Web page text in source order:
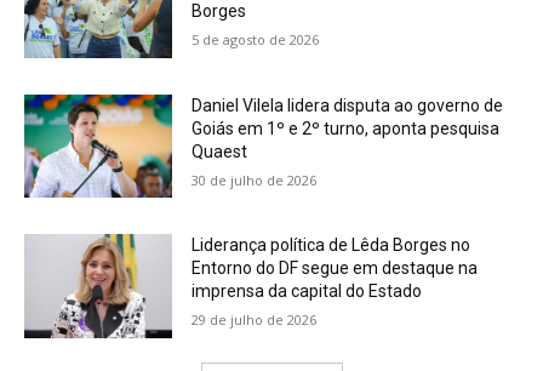
Borges
5 de agosto de 2026
Daniel Vilela lidera disputa ao governo de
Goiás em 1º e 2º turno, aponta pesquisa
Quaest
30 de julho de 2026
Liderança política de Lêda Borges no
Entorno do DF segue em destaque na
imprensa da capital do Estado
29 de julho de 2026